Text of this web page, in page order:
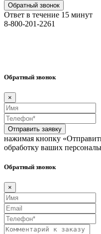
Обратный звонок
Ответ в течение 15 минут
8-800-201-2261
Обратный звонок
×
Отправить заявку
нажимая кнопку
обработку ваших
Обратный звонок
×